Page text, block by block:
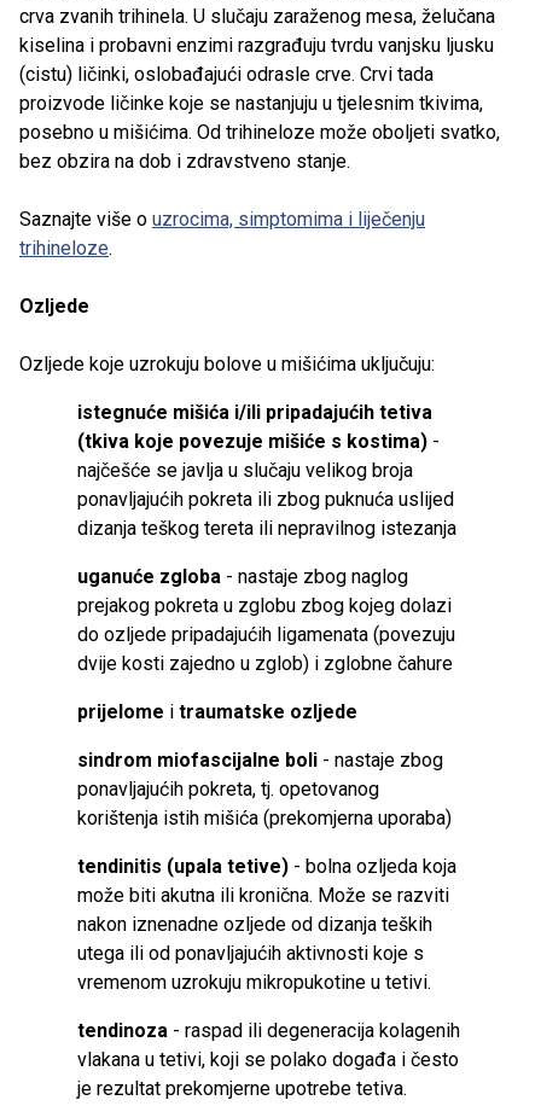
crva zvanih trihinela. U slučaju zaraženog mesa, želučana
kiselina i probavni enzimi razgrađuju tvrdu vanjsku ljusku
(cistu) ličinki, oslobađajući odrasle crve. Crvi tada
proizvode ličinke koje se nastanjuju u tjelesnim tkivima,
posebno u mišićima. Od trihineloze može oboljeti svatko,
bez obzira na dob i zdravstveno stanje.
Saznajte više o uzrocima, simptomima i liječenju
trihineloze.
Ozljede
Ozljede koje uzrokuju bolove u mišićima uključuju:
istegnuće mišića i/ili pripadajućih tetiva
(tkiva koje povezuje mišiće s kostima) -
najčešće se javlja u slučaju velikog broja
ponavljajućih pokreta ili zbog puknuća uslijed
dizanja teškog tereta ili nepravilnog istezanja
uganuće zgloba - nastaje zbog naglog
prejakog pokreta u zglobu zbog kojeg dolazi
do ozljede pripadajućih ligamenata (povezuju
dvije kosti zajedno u zglob) i zglobne čahure
prijelome i traumatske ozljede
sindrom miofascijalne boli - nastaje zbog
ponavljajućih pokreta, tj. opetovanog
korištenja istih mišića (prekomjerna uporaba)
tendinitis (upala tetive) - bolna ozljeda koja
može biti akutna ili kronična. Može se razviti
nakon iznenadne ozljede od dizanja teških
utega ili od ponavljajućih aktivnosti koje s
vremenom uzrokuju mikropukotine u tetivi.
tendinoza - raspad ili degeneracija kolagenih
vlakana u tetivi, koji se polako događa i često
je rezultat prekomjerne upotrebe tetiva.